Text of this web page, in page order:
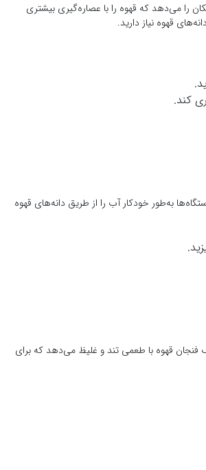
را می‌دهد که قهوه را با عصاره‌گیری بیشتری
قهوه نیاز دارید.
به‌طور خودکار آب را از طریق دانه‌های قهوه
فنجان قهوه با طعمی تند و غلیظ می‌دهد که برای